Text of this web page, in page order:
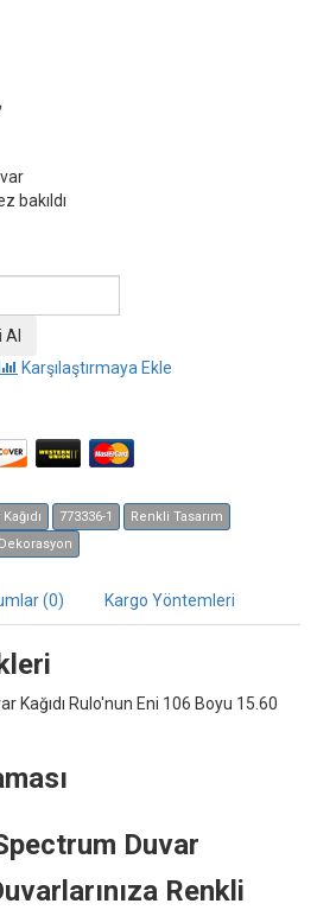
bakıldı
Karşılaştırmaya Ekle
773336-1
Renkli Tasarım
(0) Kargo Yöntemleri
Kağıdı Rulo'nun Eni 106 Boyu 15.60
Duvar
Renkli